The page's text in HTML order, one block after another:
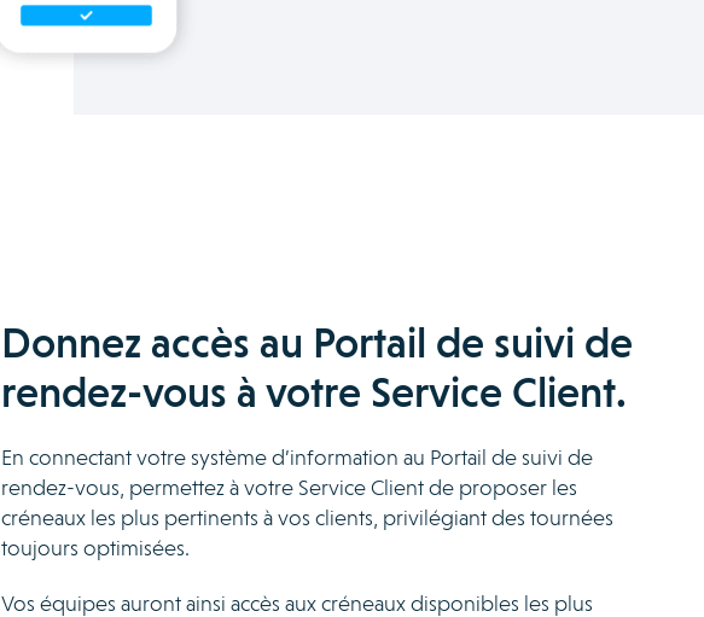
Donnez accès au Portail de suivi de
rendez-vous à votre Service Client.
En connectant votre système d’information au Portail de suivi de
rendez-vous, permettez à votre Service Client de proposer les
créneaux les plus pertinents à vos clients, privilégiant des tournées
toujours optimisées.
Vos équipes auront ainsi accès aux créneaux disponibles les plus